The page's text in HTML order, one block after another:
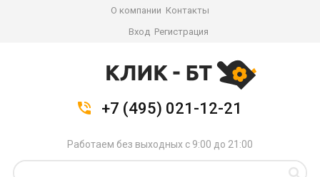
О компании Контакты
Вход Регистрация
+7 (495) 021-12-21
Работаем без выходных с 9:00 до 21:00